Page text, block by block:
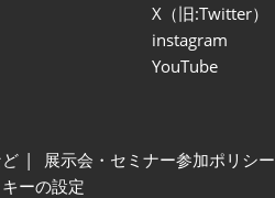
X（旧:Twitter）
instagram
YouTube
展示会・セミナー参加ポリシー
ーの設定